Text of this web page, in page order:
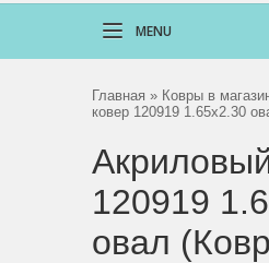
MENU
Главная » Ковры в
ковер 120919 1.65x2.30
120919
овал